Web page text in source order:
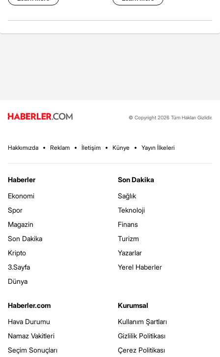
© Copyright 2026 Tüm Hakları Gizlidir.
Hakkımızda Reklam İletişim Künye Yayın İlkeleri
Haberler
Ekonomi
Spor
Magazin
Son Dakika
Kripto
3.Sayfa
Dünya
Son Dakika
Sağlık
Teknoloji
Finans
Turizm
Yazarlar
Yerel Haberler
Haberler.com
Hava Durumu
Namaz Vakitleri
Seçim Sonuçları
Kurumsal
Kullanım Şartları
Gizlilik Politikası
Çerez Politikası